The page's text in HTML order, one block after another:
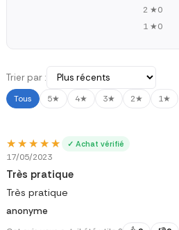
2 ★0
1 ★0
Trier par :
Tous 5★ 4★ 3★ 2★ 1★
★★★★★
★★★★★ ✓ Achat vérifié
17/05/2023
Très pratique
Très pratique
anonyme